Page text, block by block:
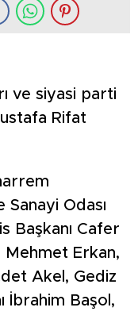
ve siyasi parti
Rifat
Odası
Başkanı Cafer
Mehmet Erkan,
Akel, Gediz
İbrahim Başol,